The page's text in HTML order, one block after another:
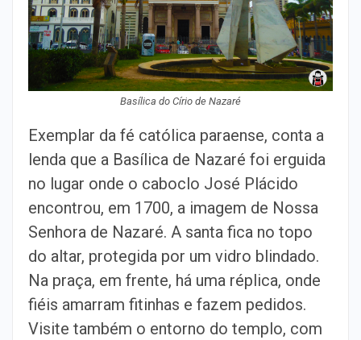
Basílica do Círio de Nazaré
Exemplar da fé católica paraense, conta a
lenda que a Basílica de Nazaré foi erguida
no lugar onde o caboclo José Plácido
encontrou, em 1700, a imagem de Nossa
Senhora de Nazaré. A santa fica no topo
do altar, protegida por um vidro blindado.
Na praça, em frente, há uma réplica, onde
fiéis amarram fitinhas e fazem pedidos.
Visite também o entorno do templo, com